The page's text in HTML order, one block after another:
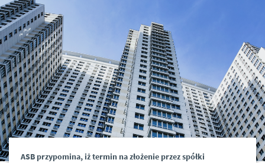
ASB przypomina, iż termin na złożenie przez spółki